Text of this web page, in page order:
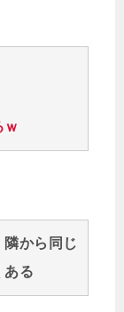
ｗ
から同じ
ある